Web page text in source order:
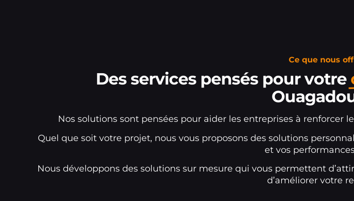
Ce que nous
Des services pensés pour votre
Nos solutions sont pensées pour aider les entreprises à renforcer
Quel que soit votre projet, nous vous proposons des solutions
et vos
Nous développons des solutions sur mesure qui vous permettent
d’améliorer votre